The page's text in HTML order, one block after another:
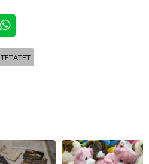
TETATET